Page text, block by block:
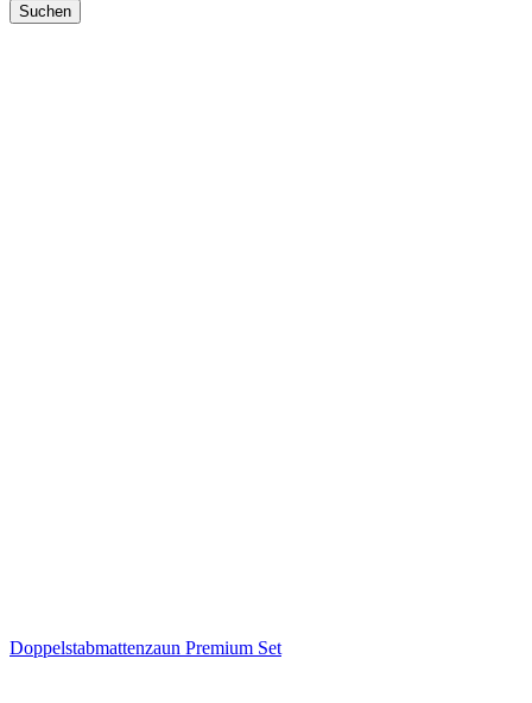
Suchen
Doppelstabmattenzaun Premium Set